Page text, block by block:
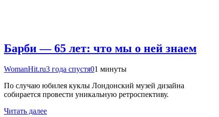
Барби — 65 лет: что мы о ней знаем
WomanHit.ru3 года спустя01 минуты
По случаю юбилея куклы Лондонский музей дизайна
собирается провести уникальную ретроспективу.
Читать далее